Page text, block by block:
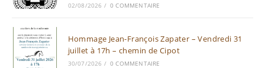
02/08/2026 / 0 COMMENTAIRE
Hommage Jean-François Zapater – Vendredi 31
juillet à 17h – chemin de Cipot
30/07/2026 / 0 COMMENTAIRE